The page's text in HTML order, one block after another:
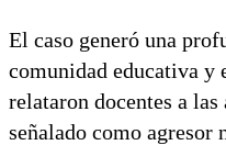
El caso generó una
comunidad educativa y
relataron docentes a
señalado como agresor